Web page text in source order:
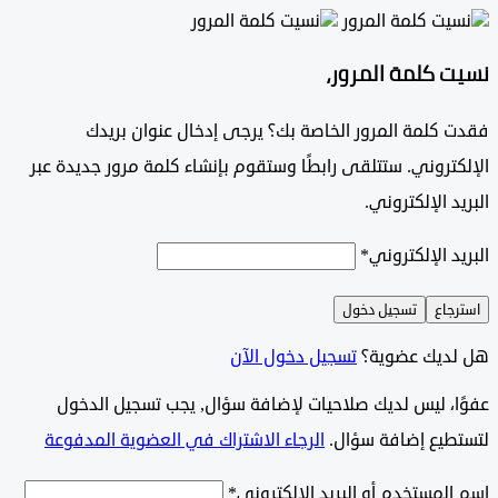
كلمة المرور،
كلمة المرور الخاصة بك؟ يرجى إدخال عنوان بريدك
ستتلقى رابطًا وستقوم بإنشاء كلمة مرور جديدة عبر
الإلكتروني.
الإلكتروني*
تسجيل دخول
عضوية؟تسجيل دخول الآن
ليس لديك صلاحيات لإضافة سؤال, يجب تسجيل الدخول
إضافة سؤال.الرجاء الاشتراك في العضوية المدفوعة